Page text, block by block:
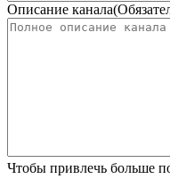
Описание канала
Чтобы привлечь больше